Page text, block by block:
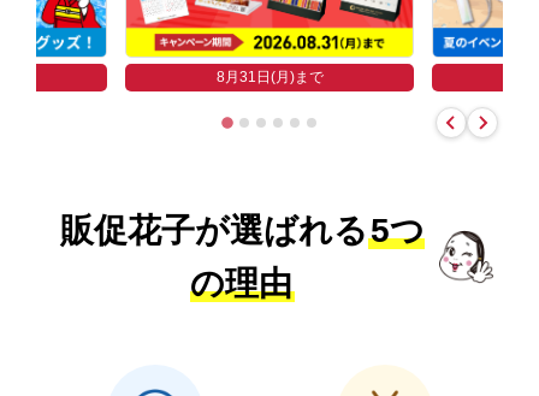
8月31日(月)まで
販促花子が選ばれる5つ
の理由